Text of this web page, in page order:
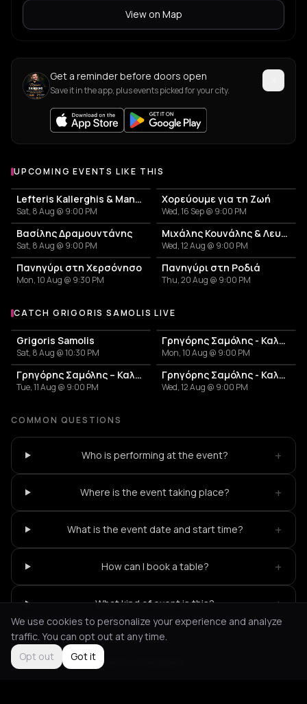
View on Map
Get a reminder before doors open
Save it in the app, plus events picked for your city.
UPCOMING EVENTS LIKE THIS
Lefteris Kallerghis & Manousos Kallerghis
Sat, 8 Aug @ 9:00 PM
Χορεύουμε για τη Ζωή
Wed, 16 Sep @ 9:00 PM
Βασίλης Δραμουντάνης
Sat, 8 Aug @ 9:00 PM
Μιχάλης Κουνάλης & Λευτέρης Γεωργιλαδάκης
Wed, 12 Aug @ 9:00 PM
Πανηγύρι στη Χερσόνησο
Mon, 10 Aug @ 9:30 PM
Πανηγύρι στη Ροδιά
Thu, 20 Aug @ 9:00 PM
More events with Grigoris Samolis
CATCH GRIGORIS SAMOLIS LIVE
Grigoris Samolis
Sat, 8 Aug @ 10:30 PM
Γρηγόρης Σαμόλης - Καλοκαίρι 2026
Mon, 10 Aug @ 9:00 PM
Γρηγόρης Σαμόλης – Καλοκαίρι 2026
Tue, 11 Aug @ 9:00 PM
Γρηγόρης Σαμόλης - Καλοκαίρι 2026
Wed, 12 Aug @ 9:00 PM
COMMON QUESTIONS
Who is performing at the event? +
Where is the event taking place? +
What is the event date and start time? +
How can I book a table? +
What kind of event is this? +
Not feeling it? All events in Heraklion
We use cookies to personalize your experience and analyze
traffic. You can opt out at any time.
Opt out
Got it